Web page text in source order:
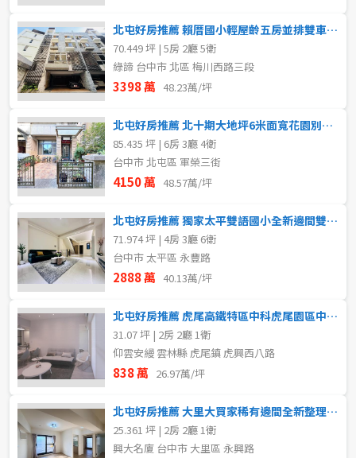
北屯好房推薦 賴厝國小輕屋齡五房並排雙車電梯別墅
70.449 坪 | 5房 2廳 5衛
綠諦 台中市 北區 梅川西路三段
3398 萬 48.23萬/坪
北屯好房推薦 北十期大地坪6米面寬花園別墅6房有孝親房
85.435 坪 | 6房 3廳 4衛
台中市 北屯區 軍榮三街
4150 萬 48.57萬/坪
北屯好房推薦 獨家太平雙語國小全新邊間雙車電梯別墅
71.974 坪 | 4房 3廳 6衛
台中市 太平區 永豐路
2888 萬 40.13萬/坪
北屯好房推薦 虎尾高鐵特區中科虎尾園區中高樓層視野漂亮二房
31.07 坪 | 2房 2廳 1衛
仰雲安縵 雲林縣 虎尾鎮 虎興西八路
838 萬 26.97萬/坪
北屯好房推薦 大里大買家稀有邊間全新整理雙陽台精美兩房
25.361 坪 | 2房 2廳 1衛
興大名廈 台中市 大里區 永興路